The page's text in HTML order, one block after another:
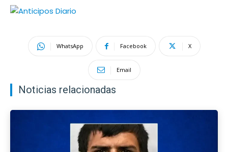
WhatsApp Facebook X
Email
Noticias relacionadas